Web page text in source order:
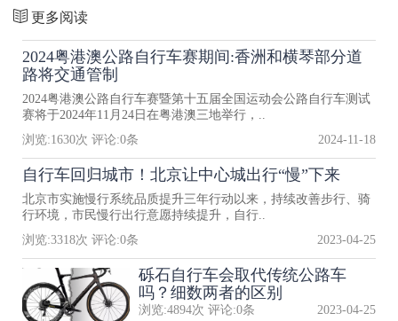
更多阅读
2024粤港澳公路自行车赛期间:香洲和横琴部分道
路将交通管制
2024粤港澳公路自行车赛暨第十五届全国运动会公路自行车测试
赛将于2024年11月24日在粤港澳三地举行，..
浏览:1630次 评论:0条 2024-11-18
自行车回归城市！北京让中心城出行“慢”下来
北京市实施慢行系统品质提升三年行动以来，持续改善步行、骑
行环境，市民慢行出行意愿持续提升，自行..
浏览:3318次 评论:0条 2023-04-25
砾石自行车会取代传统公路车
吗？细数两者的区别
浏览:4894次 评论:0条 2023-04-25